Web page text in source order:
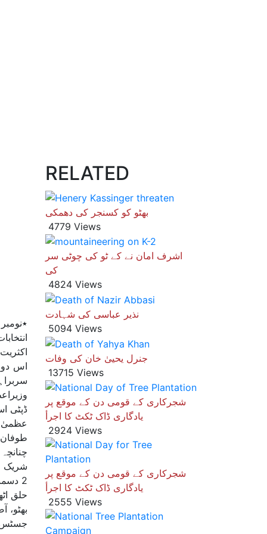
اس
ڈپٹی
عظمیٰ
شریک
حلق
بھٹو،
جسٹس
RELATED
بھٹو کو کسنجر کی دھمکی
4779 Views
اشرف امان نے کے ٹو کی چوٹی سر
کی
4824 Views
نذیر عباسی کی شہادت
5094 Views
جنرل یحییٰ خان کی وفات
13715 Views
شجرکاری کے قومی دن کے موقع پر
یادگاری ڈاک ٹکٹ کا اجرأ
2924 Views
شجرکاری کے قومی دن کے موقع پر
یادگاری ڈاک ٹکٹ کا اجرأ
2555 Views